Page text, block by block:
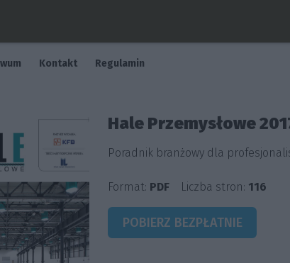
Kontakt Regulamin
Hale Przemysłowe
Poradnik branżowy dla
Format: PDF Liczba stron: 116
POBIERZ BEZPŁATNIE